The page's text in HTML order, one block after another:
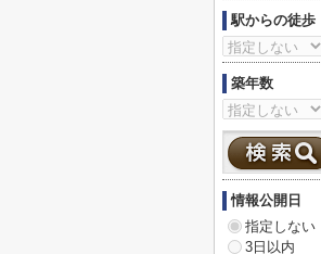
駅からの徒歩
築年数
情報公開日
指定しない
3日以内